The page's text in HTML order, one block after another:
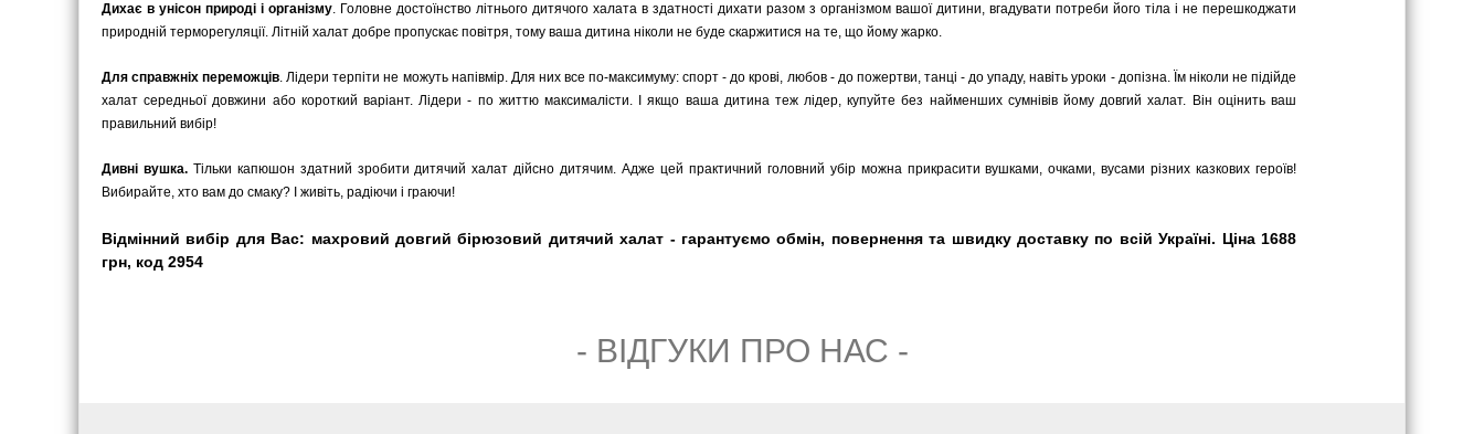
Дихає в унісон природі і організму. Головне достоїнство літнього дитячого халата в здатності дихати разом з організмом вашої дитини, вгадувати потреби його тіла і не перешкоджати
природній терморегуляції. Літній халат добре пропускає повітря, тому ваша дитина ніколи не буде скаржитися на те, що йому жарко.
Для справжніх переможців. Лідери терпіти не можуть напівмір. Для них все по-максимуму: спорт - до крові, любов - до пожертви, танці - до упаду, навіть уроки - допізна. Їм ніколи не підійде
халат середньої довжини або короткий варіант. Лідери - по життю максималісти. І якщо ваша дитина теж лідер, купуйте без найменших сумнівів йому довгий халат. Він оцінить ваш
правильний вибір!
Дивні вушка.Тільки капюшон здатний зробити дитячий халат дійсно дитячим. Адже цей практичний головний убір можна прикрасити вушками, очками, вусами різних казкових героїв!
Вибирайте, хто вам до смаку? І живіть, радіючи і граючи!
Відмінний вибір для Вас: махровий довгий бірюзовий дитячий халат - гарантуємо обмін, повернення та швидку доставку по всій Україні. Ціна 1688
грн, код 2954
- ВIДГУКИ ПРО НАС -